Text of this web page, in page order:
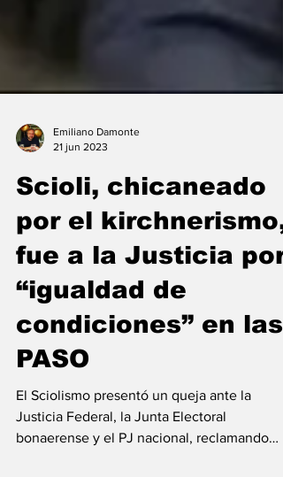
Scioli, chicaneado
por el kirchnerismo,
fue a la Justicia por
“igualdad de
condiciones” en las
PASO
El Sciolismo presentó un queja ante la
Justicia Federal, la Junta Electoral